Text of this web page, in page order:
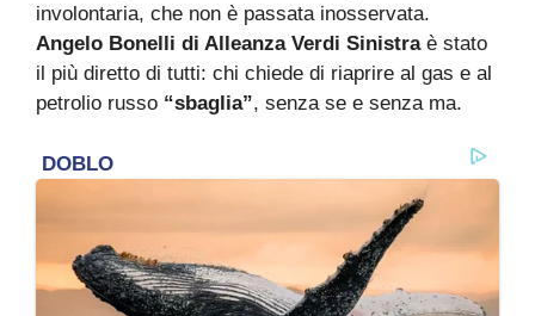
involontaria, che non è passata inosservata.
Angelo Bonelli di Alleanza Verdi Sinistraè stato
il più diretto di tutti: chi chiede di riaprire al gas e al
petrolio russo “sbaglia”, senza se e senza ma.